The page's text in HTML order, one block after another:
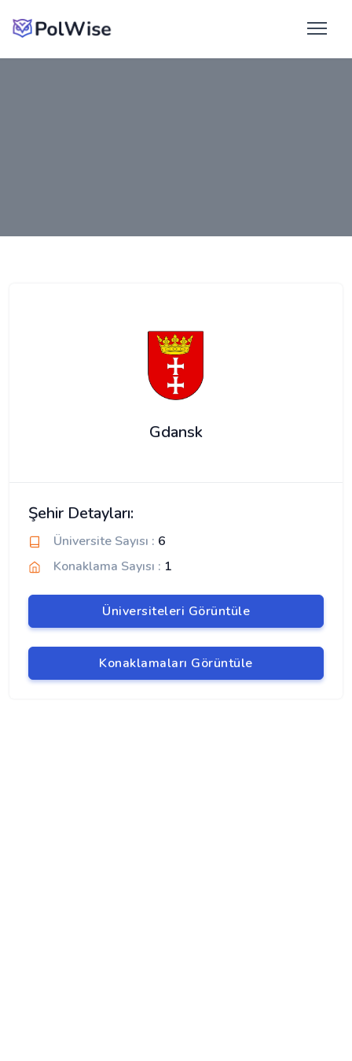
Gdansk
Şehir Detayları:
Üniversite Sayısı : 6
Konaklama Sayısı : 1
Üniversiteleri Görüntüle
Konaklamaları Görüntüle